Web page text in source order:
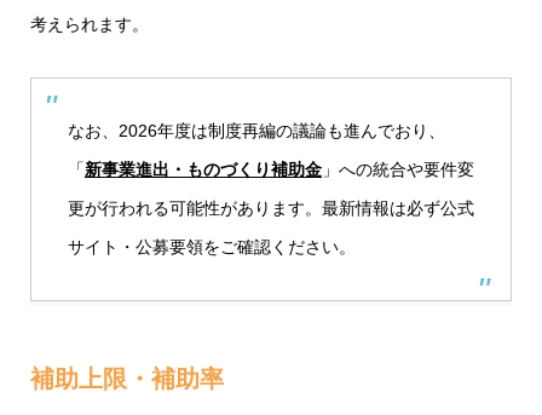
考えられます。
なお、2026年度は制度再編の議論も進んでおり、
「新事業進出・ものづくり補助金 」への統合や要件変
更が行われる可能性があります。最新情報は必ず公式
サイト・公募要領をご確認ください。
補助上限・補助率